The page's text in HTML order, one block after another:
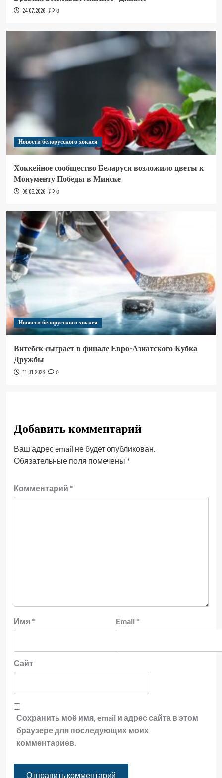
24.07.2026 0
Новости белорусского хоккея
Хоккейное сообщество Беларуси возложило цветы к
Монументу Победы в Минске
09.05.2026 0
Новости белорусского хоккея
Витебск сыграет в финале Евро-Азиатского Кубка
Дружбы
11.01.2026 0
Добавить комментарий
Ваш адрес email не будет опубликован.
Обязательные поля помечены *
Комментарий *
Имя * Email *
Сайт
Сохранить моё имя, email и адрес сайта в этом
браузере для последующих моих
комментариев.